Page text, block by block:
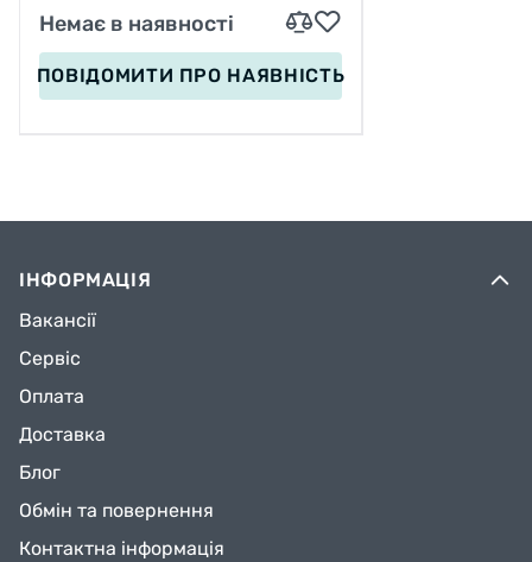
Немає в наявності
ПОВІДОМИТИ ПРО НАЯВНІСТЬ
ІНФОРМАЦІЯ
Вакансії
Сервіс
Оплата
Доставка
Блог
Обмін та повернення
Контактна інформація